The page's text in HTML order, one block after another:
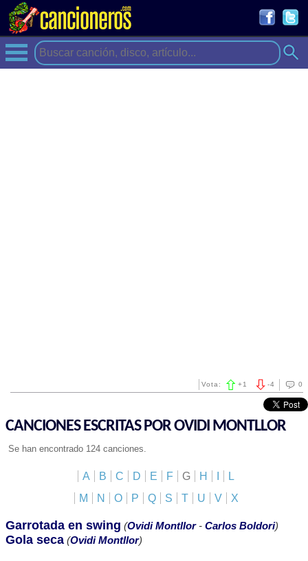
0
-4
Vota: +1
CANCIONES ESCRITAS POR OVIDI MONTLLOR
Se han encontrado 124 canciones.
A B C D E F G H
L
M
N O P Q S T U V X
Garrotada en swing (Ovidi Montllor- Carlos Boldori)
Gola seca (Ovidi Montllor)